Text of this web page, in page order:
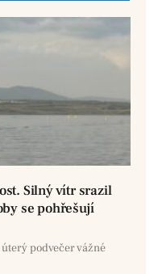
Silný vítr srazil
se pohřešují
podvečer vážné